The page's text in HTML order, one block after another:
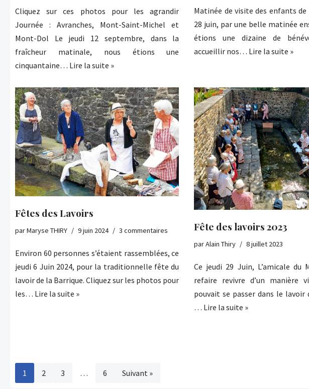
Cliquez sur ces photos pour les agrandir
Journée : Avranches, Mont-Saint-Michel et
Mont-Dol Le jeudi 12 septembre, dans la
fraîcheur matinale, nous étions une
cinquantaine… Lire la suite »
Matinée de visite des enfants
28 juin, par une belle matinée
étions une dizaine de
accueillir nos… Lire la suite »
Fêtes des Lavoirs
parMaryse THIRY 9 juin 2024 3 commentaires
Environ 60 personnes s’étaient rassemblées, ce
jeudi 6 Juin 2024, pour la traditionnelle fête du
lavoir de la Barrique. Cliquez sur les photos pour
les… Lire la suite »
Fête des lavoirs 2023
parAlain Thiry 8 juillet 2023
Ce jeudi 29 Juin, L’amicale du
refaire revivre d’un manière
pouvait se passer dans le lavoir
… Lire la suite »
1 2 3 … 6 Suivant »